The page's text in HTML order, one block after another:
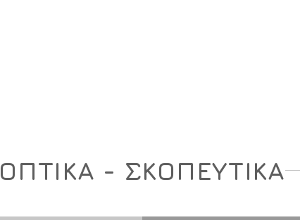
ΟΠΤΙΚΑ - ΣΚΟΠΕΥΤΙΚΑ